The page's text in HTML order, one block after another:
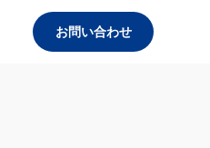
お問い合わせ